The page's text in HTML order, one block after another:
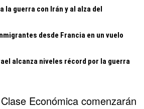
la guerra con Irán y al alza del
desde Francia en un vuelo
alcanza niveles récord por la guerra
Económica comenzarán